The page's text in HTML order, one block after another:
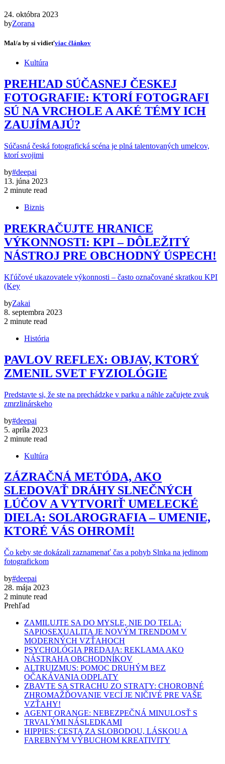
24. októbra 2023
byZorana
Mal/a by si vidieťviac článkov
Kultúra
PREHĽAD SÚČASNEJ ČESKEJ
FOTOGRAFIE: KTORÍ FOTOGRAFI
SÚ NA VRCHOLE A AKÉ TÉMY ICH
ZAUJÍMAJÚ?
Súčasná česká fotografická scéna je plná talentovaných umelcov,
ktorí svojimi
by#deepai
13. júna 2023
2 minute read
Biznis
PREKRAČUJTE HRANICE
VÝKONNOSTI: KPI – DÔLEŽITÝ
NÁSTROJ PRE OBCHODNÝ ÚSPECH!
Kľúčové ukazovatele výkonnosti – často označované skratkou KPI
(Key
byZakai
8. septembra 2023
2 minute read
História
PAVLOV REFLEX: OBJAV, KTORÝ
ZMENIL SVET FYZIOLÓGIE
Predstavte si, že ste na prechádzke v parku a náhle začujete zvuk
zmrzlinárskeho
by#deepai
5. apríla 2023
2 minute read
Kultúra
ZÁZRAČNÁ METÓDA, AKO
SLEDOVAŤ DRÁHY SLNEČNÝCH
LÚČOV A VYTVORIŤ UMELECKÉ
DIELA: SOLAROGRAFIA – UMENIE,
KTORÉ VÁS OHROMÍ!
Čo keby ste dokázali zaznamenať čas a pohyb Slnka na jedinom
fotografickom
by#deepai
28. mája 2023
2 minute read
Prehľad
ZAMILUJTE SA DO MYSLE, NIE DO TELA:
SAPIOSEXUALITA JE NOVÝM TRENDOM V
MODERNÝCH VZŤAHOCH
PSYCHOLÓGIA PREDAJA: REKLAMA AKO
NÁSTRAHA OBCHODNÍKOV
ALTRUIZMUS: POMOC DRUHÝM BEZ
OČAKÁVANIA ODPLATY
ZBAVTE SA STRACHU ZO STRATY: CHOROBNÉ
ZHROMAŽĎOVANIE VECÍ JE NIČIVÉ PRE VAŠE
VZŤAHY!
AGENT ORANGE: NEBEZPEČNÁ MINULOSŤ S
TRVALÝMI NÁSLEDKAMI
HIPPIES: CESTA ZA SLOBODOU, LÁSKOU A
FAREBNÝM VÝBUCHOM KREATIVITY